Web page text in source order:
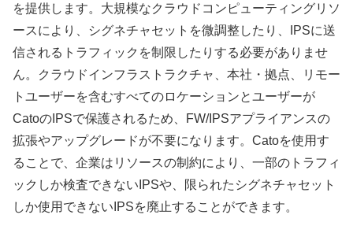
を提供します。大規模なクラウドコンピューティングリソ
ースにより、シグネチャセットを微調整したり、IPSに送
信されるトラフィックを制限したりする必要がありませ
ん。クラウドインフラストラクチャ、本社・拠点、リモー
トユーザーを含むすべてのロケーションとユーザーが
CatoのIPSで保護されるため、FW/IPSアプライアンスの
拡張やアップグレードが不要になります。Catoを使用す
ることで、企業はリソースの制約により、一部のトラフィ
ックしか検査できないIPSや、限られたシグネチャセット
しか使用できないIPSを廃止することができます。